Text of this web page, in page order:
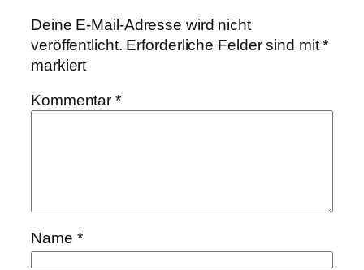
Deine E-Mail-Adresse wird nicht
veröffentlicht. Erforderliche Felder sind mit*
markiert
Kommentar*
Name *